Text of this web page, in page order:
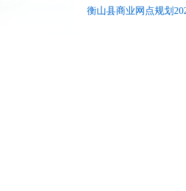
衡山县商业网点规划